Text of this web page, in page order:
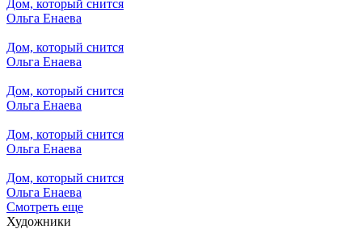
Дом, который снится
Ольга Енаева
Дом, который снится
Ольга Енаева
Дом, который снится
Ольга Енаева
Дом, который снится
Ольга Енаева
Дом, который снится
Ольга Енаева
Смотреть еще
Художники